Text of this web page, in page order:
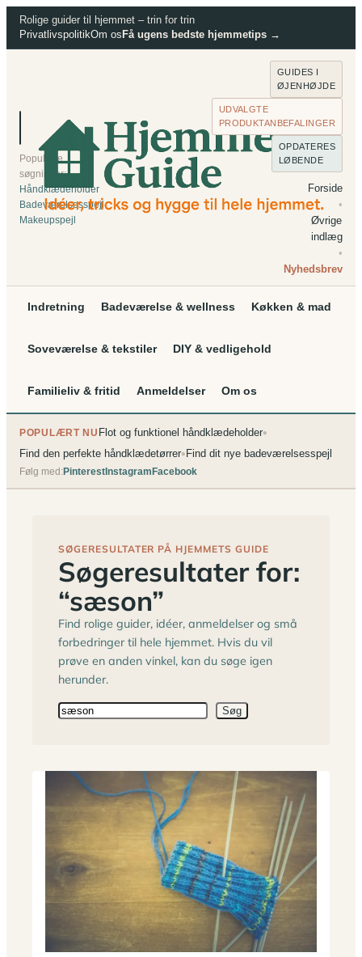
Spring
Rolige guider til hjemmet – trin for trin
PrivatlivspolitikOm os Få ugens bedste hjemmetips →
Søg
Populære
søgninger:
Håndklædeholder
Badeværelsesspejl
Makeupspejl
GUIDES I
ØJENHØJDE
UDVALGTE
PRODUKTANBEFALINGER
OPDATERES
LØBENDE
Forside
•
Øvrige
indlæg
•
Nyhedsbrev
Indretning Badeværelse & wellness Køkken & mad
Soveværelse & tekstiler DIY & vedligehold
Familieliv & fritid Anmeldelser Om os
POPULÆRT NU Flot og funktionel håndklædeholder•
Find den perfekte håndklædetørrer• Find dit nye badeværelsesspejl
Følg med: Pinterest Instagram Facebook
SØGERESULTATER PÅ HJEMMETS GUIDE
Søgeresultater for:
“sæson”
Find rolige guider, idéer, anmeldelser og små
forbedringer til hele hjemmet. Hvis du vil
prøve en anden vinkel, kan du søge igen
herunder.
Søg Søg